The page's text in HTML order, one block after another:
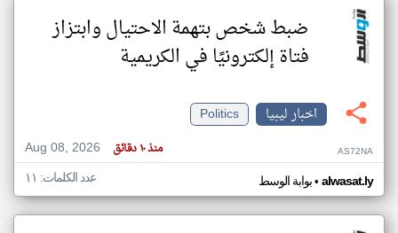
ضبط شخص بتهمة الاحتيال وابتزاز
فتاة إلكترونيًا في الكريمية
اخبار ليبيا
Politics
Aug 08, 2026
منذ ١٠ دقائق AS72NA
بوابة الوسط• alwasat.ly عدد الكلمات: ١١